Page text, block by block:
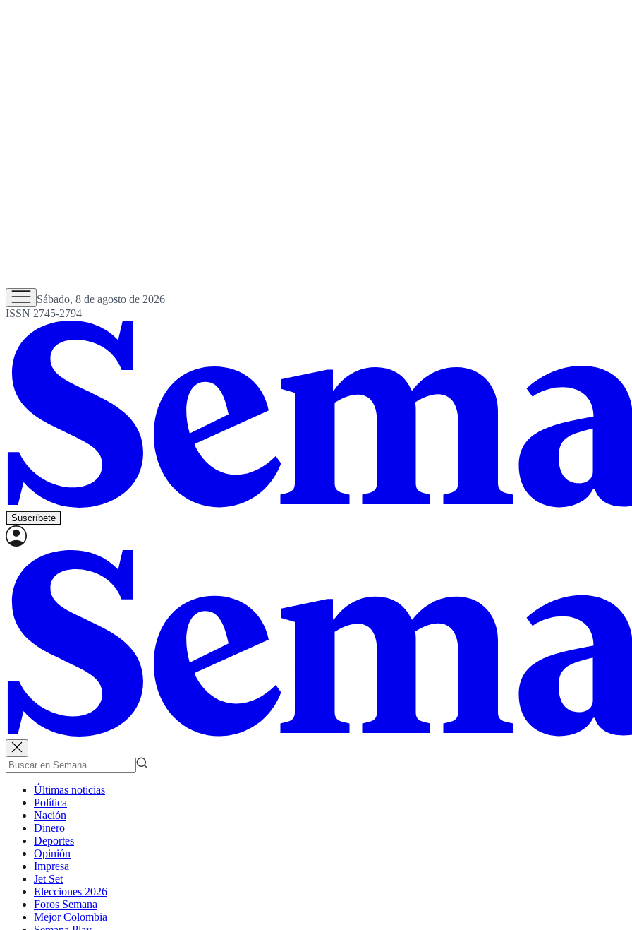
Sábado, 8 de agosto de 2026
ISSN 2745-2794
Suscríbete
Últimas noticias
Política
Nación
Dinero
Deportes
Opinión
Impresa
Jet Set
Elecciones 2026
Foros Semana
Mejor Colombia